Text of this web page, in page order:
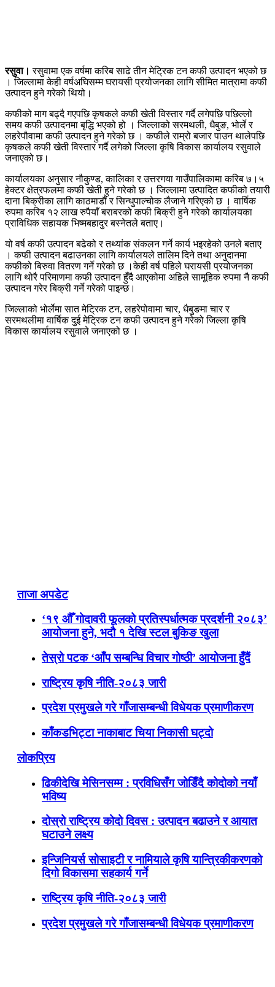
रसुवा। रसुवामा एक वर्षमा करिब साढे तीन मेट्रिक टन कफी उत्पादन भएको छ
। जिल्लामा केही वर्षअघिसम्म घरायसी प्रयोजनका लागि सीमित मात्रामा कफी
उत्पादन हुने गरेको थियो।
कफीको माग बढ्दै गएपछि कृषकले कफी खेती विस्तार गर्दै लगेपछि पछिल्लो
समय कफी उत्पादनमा बृद्धि भएको हो । जिल्लाको सरमथली, धैबुङ, भोर्ले र
लहरेपौवामा कफी उत्पादन हुने गरेको छ । कफीले राम्रो बजार पाउन थालेपछि
कृषकले कफी खेती विस्तार गर्दै लगेको जिल्ला कृषि विकास कार्यालय रसुवाले
जनाएको छ।
कार्यालयका अनुसार नौकुण्ड, कालिका र उत्तरगया गाउँपालिकामा करिब ७।५
हेक्टर क्षेत्रफलमा कफी खेती हुने गरेको छ । जिल्लामा उत्पादित कफीको तयारी
दाना बिक्रीका लागि काठमाडौं र सिन्धुपाल्चोक लैजाने गरिएको छ । वार्षिक
रुपमा करिब १२ लाख रुपैयाँ बराबरको कफी बिक्री हुने गरेको कार्यालयका
प्राविधिक सहायक भिष्मबहादुर बस्नेतले बताए।
यो वर्ष कफी उत्पादन बढेको र तथ्यांक संकलन गर्ने कार्य भइरहेको उनले बताए
। कफी उत्पादन बढाउनका लागि कार्यालयले तालिम दिने तथा अनुदानमा
कफीको बिरुवा वितरण गर्ने गरेको छ ।केही वर्ष पहिले घरायसी प्रयोजनका
लागि थोरै परिमाणमा कफी उत्पादन हुँदै आएकोमा अहिले सामूहिक रुपमा नै कफी
उत्पादन गरेर बिक्री गर्ने गरेको पाइन्छ।
जिल्लाको भोर्लेमा सात मेट्रिक टन, लहरेपोवामा चार, धैबुङमा चार र
सरमथलीमा वार्षिक दुई मेट्रिक टन कफी उत्पादन हुने गरेको जिल्ला कृषि
विकास कार्यालय रसुवाले जनाएको छ ।
ताजा अपडेट
‘१९ औँ गोदावरी फूलको प्रतिस्पर्धात्मक प्रदर्शनी २०८३’
आयोजना हुने, भदौ १ देखि स्टल बुकिङ खुला
तेस्रो पटक ‘आँप सम्बन्धि विचार गोष्ठी’ आयोजना हुँदैं
राष्ट्रिय कृषि नीति-२०८३ जारी
प्रदेश प्रमुखले गरे गाँजासम्बन्धी विधेयक प्रमाणीकरण
काँकडभिट्टा नाकाबाट चिया निकासी घट्दो
लोकप्रिय
ढिकीदेखि मेसिनसम्म : प्रविधिसँग जोडिँदै कोदोको नयाँ
भविष्य
दोस्रो राष्ट्रिय कोदो दिवस : उत्पादन बढाउने र आयात
घटाउने लक्ष्य
इन्जिनियर्स सोसाइटी र नामियाले कृषि यान्त्रिकीकरणको
दिगो विकासमा सहकार्य गर्ने
राष्ट्रिय कृषि नीति-२०८३ जारी
प्रदेश प्रमुखले गरे गाँजासम्बन्धी विधेयक प्रमाणीकरण